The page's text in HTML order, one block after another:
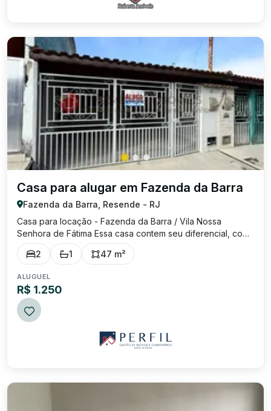
Casa para alugar em Fazenda da Barra
Fazenda da Barra, Resende - RJ
Casa para locação - Fazenda da Barra / Vila Nossa
Senhora de Fátima Essa casa contem seu diferencial, com
sala com cozinha americana, quintal amplo nos fundos e
garagem totalmente coberta. Próximo a mercados, praça e
2 1 47 m²
ALUGUEL
R$ 1.250